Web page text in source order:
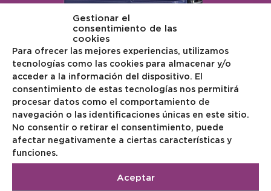
Gestionar el
consentimiento de las
cookies
Para ofrecer las mejores experiencias, utilizamos
tecnologías como las cookies para almacenar y/o
acceder a la información del dispositivo. El
consentimiento de estas tecnologías nos permitirá
procesar datos como el comportamiento de
navegación o las identificaciones únicas en este sitio.
No consentir o retirar el consentimiento, puede
afectar negativamente a ciertas características y
funciones.
Aceptar
Llámanos al 976 210 710